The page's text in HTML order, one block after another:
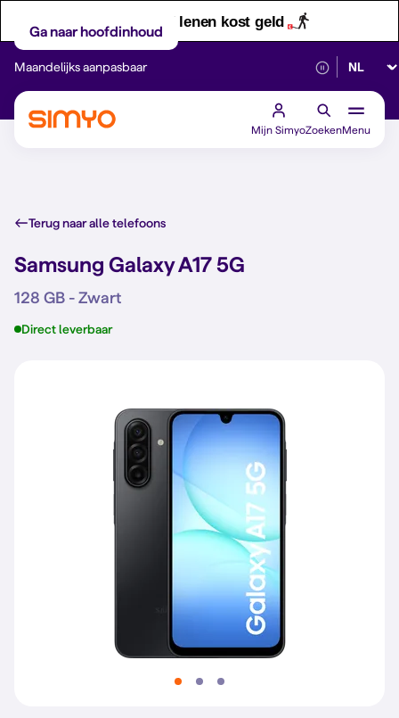
Let op! Geld lenen kost geld
Ga naar hoofdinhoud
Maandelijks aanpasbaar Betrouwbaar
Mijn SimyoZoekenMenu
Terug naar alle telefoons
Samsung Galaxy A17 5G
128 GB - Zwart
Direct leverbaar